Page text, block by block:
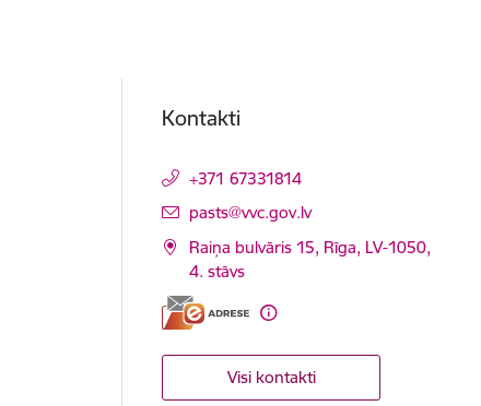
Kontakti
+371 67331814
E-pasts:
pasts@vvc.gov.lv
Raiņa bulvāris 15, Rīga, LV-1050,
4. stāvs
Visi kontakti